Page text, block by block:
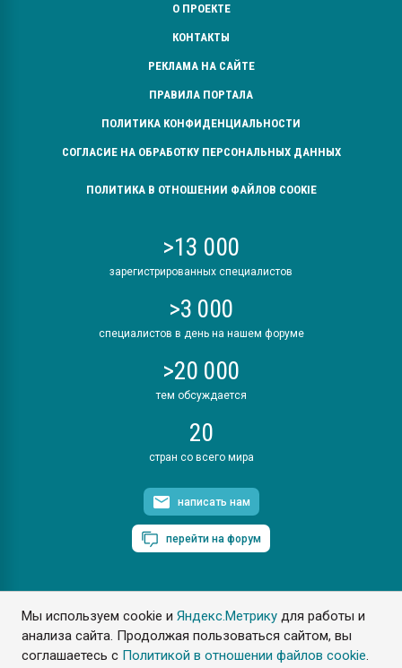
Мы используем cookie иЯндекс.Метрику для работы и
анализа сайта. Продолжая пользоваться сайтом, вы
соглашаетесь с Политикой в отношении файлов cookie.
О ПРОЕКТЕ
КОНТАКТЫ
РЕКЛАМА НА САЙТЕ
ПРАВИЛА ПОРТАЛА
ПОЛИТИКА КОНФИДЕНЦИАЛЬНОСТИ
СОГЛАСИЕ НА ОБРАБОТКУ ПЕРСОНАЛЬНЫХ ДАННЫХ
ПОЛИТИКА В ОТНОШЕНИИ ФАЙЛОВ COOKIE
>13 000
зарегистрированных специалистов
>3 000
специалистов в день на нашем форуме
>20 000
тем обсуждается
20
стран со всего мира
написать нам
перейти на форум
ПластЭксперт © 2006. Все права защищены
Разрешается копирование материалов сайта с обязательной
ссылкой на www.e-plastic.ru